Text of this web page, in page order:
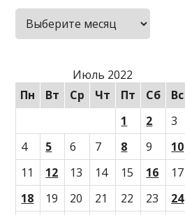
Архивы
Июль 2022
Пн
Вт Ср Чт Пт Сб
Вс
1
2
3
4
5 6 7 8 9
10
11
12 13 14 15 16
17
18
19 20 21 22 23
24